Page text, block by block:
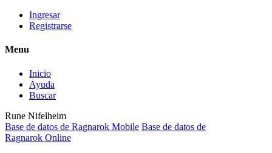
Ingresar
Registrarse
Menu
Inicio
Ayuda
Buscar
Rune Nifelheim
Base de datos de Ragnarok Mobile Base de datos de
Ragnarok Online